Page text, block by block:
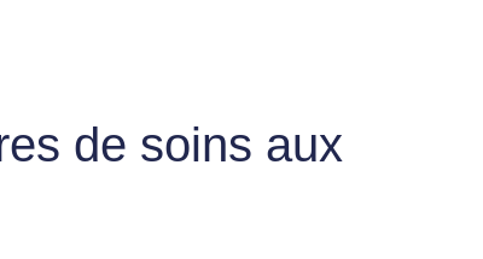
de soins aux